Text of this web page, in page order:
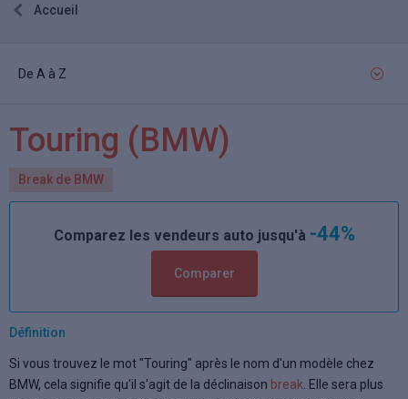
Accueil
De A à Z
Touring (BMW)
Break de BMW
Comparez les vendeurs auto jusqu'à -44%
Comparer
Définition
Si vous trouvez le mot "Touring" après le nom d'un modèle chez
BMW, cela signifie qu'il s'agit de la déclinaison break . Elle sera plus